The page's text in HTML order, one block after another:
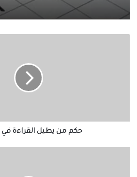
حكم من يطيل القراءة في